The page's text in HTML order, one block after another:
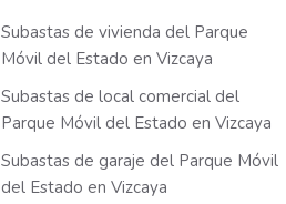
Subastas de vivienda del Parque
Móvil del Estado en Vizcaya
Subastas de local comercial del
Parque Móvil del Estado en Vizcaya
Subastas de garaje del Parque Móvil
del Estado en Vizcaya